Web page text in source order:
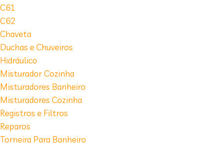
C61
C62
Chaveta
Duchas e Chuveiros
Hidráulico
Misturador Cozinha
Misturadores Banheiro
Misturadores Cozinha
Registros e Filtros
Reparos
Torneira Para Banheiro